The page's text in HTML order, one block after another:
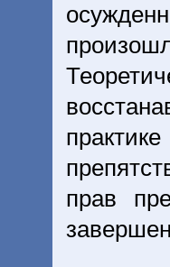
прав